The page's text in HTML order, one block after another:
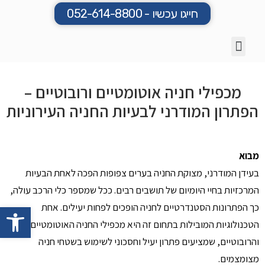
חייגו עכשיו - 052-614-8800
מכפילי חניה אוטומטיים ורובוטיים –
הפתרון המודרני לבעיות החניה העירוניות
מבוא
בעידן המודרני, מצוקת החניה בערים צפופות הפכה לאחת הבעיות
המרכזיות בחיי היומיום של תושבים רבים. ככל שמספר כלי הרכב עולה,
כך הפתרונות הסטנדרטיים לחניה הופכים לפחות יעילים. אחת
הטכנולוגיות המובילות בתחום זה היא מכפילי החניה האוטומטיים
והרובוטיים, שמציעים פתרון יעיל וחסכוני לשימוש בשטחי חניה
מצומצמים.